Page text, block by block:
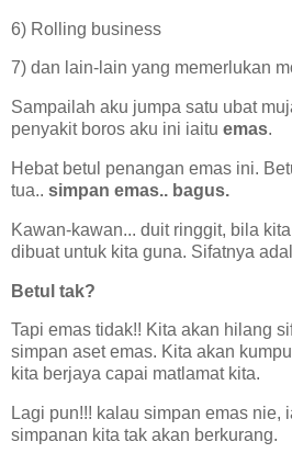
6) Rolling business
7) dan lain-lain yang memerlukan
Sampailah aku jumpa satu ubat
penyakit boros aku ini iaitu emas.
Hebat betul penangan emas ini.
tua.. simpan emas.. bagus.
Kawan-kawan... duit ringgit, bila
dibuat untuk kita guna. Sifatnya
Betul tak?
Tapi emas tidak!! Kita akan hilang
simpan aset emas. Kita akan
kita berjaya capai matlamat kita.
Lagi pun!!! kalau simpan emas nie,
simpanan kita tak akan berkurang.